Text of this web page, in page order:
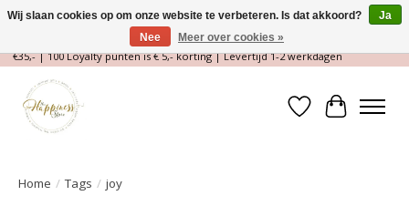
Magische Conceptstore, Edelstenen & Spirituele winkel | Gratis verzending >
€35,- | 100 Loyalty punten is € 5,- korting | Levertijd 1-2 werkdagen
Verlanglijst
Home / Tags / joy
Wij slaan cookies op om onze website te verbeteren. Is dat akkoord?
Ja
Nee
Meer over cookies »